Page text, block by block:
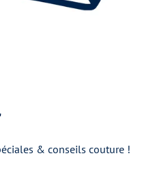
& conseils couture !